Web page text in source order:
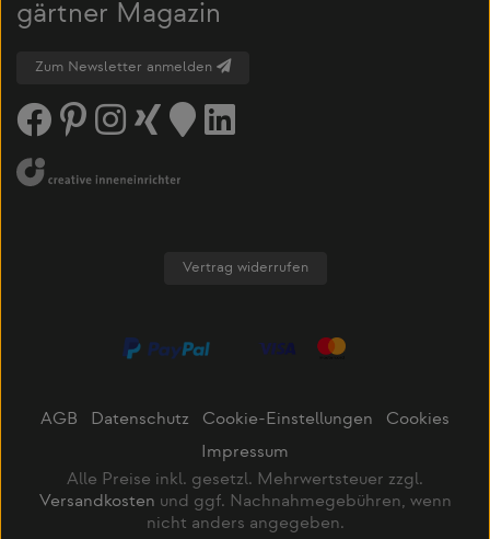
gärtner Magazin
Zum Newsletter anmelden
Vertrag widerrufen
AGB Datenschutz Cookie-Einstellungen
Cookies
Impressum
Alle Preise inkl. gesetzl. Mehrwertsteuer zzgl.
Versandkosten und ggf. Nachnahmegebühren, wenn
nicht anders angegeben.